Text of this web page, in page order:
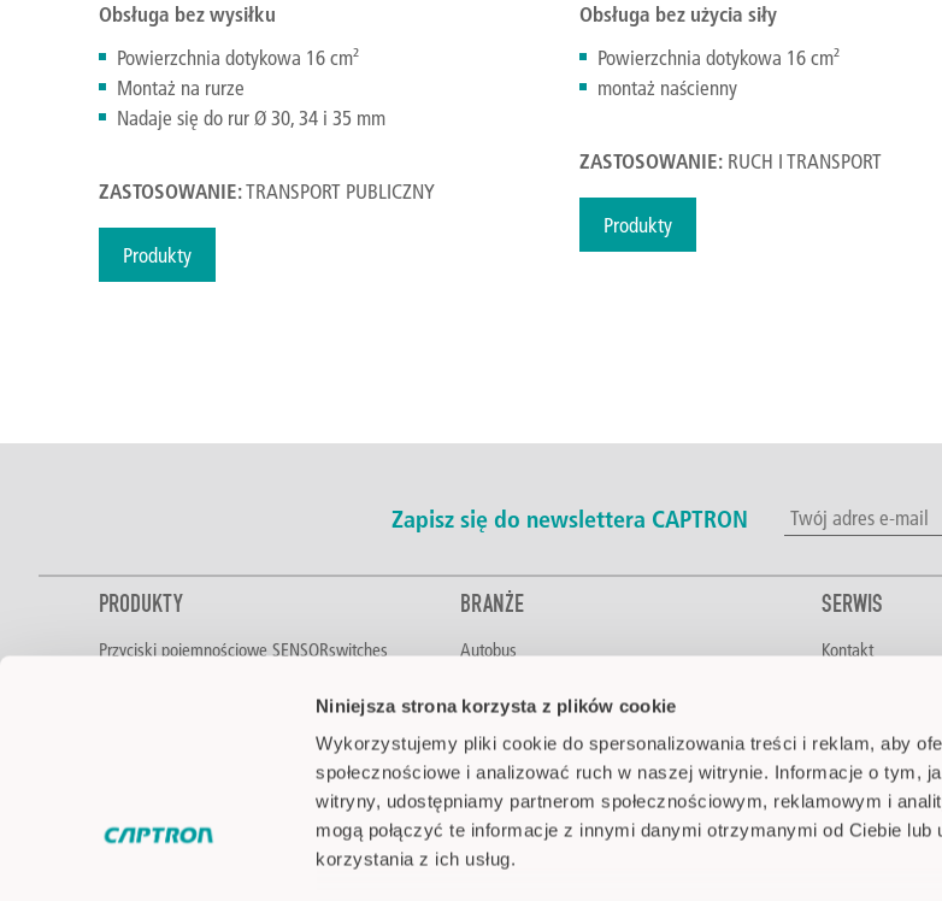
Niniejsza strona korzysta z plików cookie
Wykorzystujemy pliki cookie do spersonalizowania treści i reklam, aby
społecznościowe i analizować ruch w naszej witrynie. Informacje o tym,
witryny, udostępniamy partnerom społecznościowym, reklamowym i
mogą połączyć te informacje z innymi danymi otrzymanymi od Ciebie
korzystania z ich usług.
Obsługa bez wysiłku
Powierzchnia dotykowa 16 cm²
Montaż na rurze
Nadaje się do rur Ø 30, 34 i 35 mm
ZASTOSOWANIE:TRANSPORT PUBLICZNY
Produkty
Obsługa bez użycia siły
Powierzchnia dotykowa 16 cm²
montaż naścienny
ZASTOSOWANIE: RUCH I TRANSPORT
Produkty
Zapisz się do newslettera CAPTRON
PRODUKTY
Przyciski pojemnościowe SENSORswitches
Akcesoria
BRANŻE
Autobus
Automotive
Technologia budynków
Intralogistyka
Technika lotnicza
Inżynieria medyczna i farmaceutyczna
Pojazdy specjalne
SERWIS
Kontakt
Media
FAQ